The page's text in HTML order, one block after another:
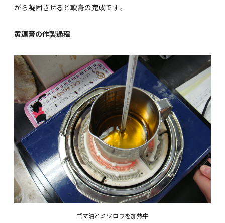
がら凝固させると軟膏の完成です。
黄連膏の作製過程
ゴマ油とミツロウを加熱中